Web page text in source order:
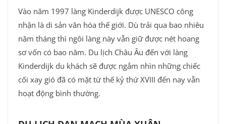
Vào năm 1997 làng Kinderdijk được UNESCO công
nhận là di sản văn hóa thế giới. Dù trải qua bao nhiêu
năm tháng thì ngôi làng này vẫn giữ được nét hoang
sơ vốn có bao năm. Du lịch Châu Âu đến với làng
Kinderdijk du khách sẽ được ngắm nhìn những chiếc
cối xay gió đã có mặt từ thế kỷ thứ XVIII đến nay vẫn
hoạt động bình thường.